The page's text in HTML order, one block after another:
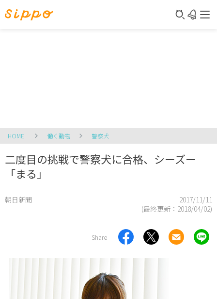
HOME 働く動物 警察犬
二度目の挑戦で警察犬に合格、シーズー
「まる」
朝日新聞
2017/11/11
(最終更新： 2018/04/02)
Share